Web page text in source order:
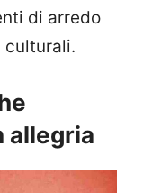
di arredo
culturali.
allegria